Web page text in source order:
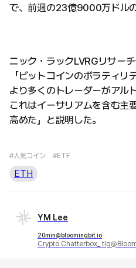
で、前週の23億9000万ドル
ニック・ラックLVRGリサーチ
「ビットコインのボラティリ
より多くのトレーダーがアル
これはイーサリアムを含む主
高めた」と説明した。
#人気コイン #ETF
ETH
YM Lee
20min@bloomingbit.io
Crypto Chatterbox_